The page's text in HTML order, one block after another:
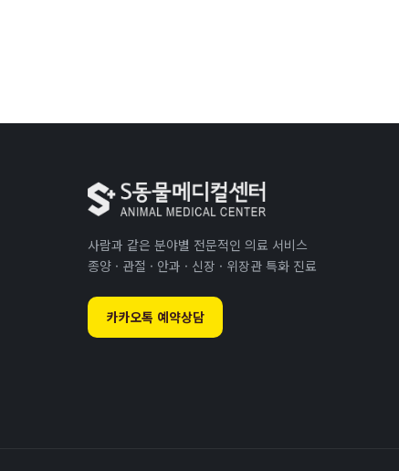
사람과 같은 분야별 전문적인 의료 서비스
종양 · 관절 · 안과 · 신장 · 위장관 특화 진료
카카오톡 예약상담